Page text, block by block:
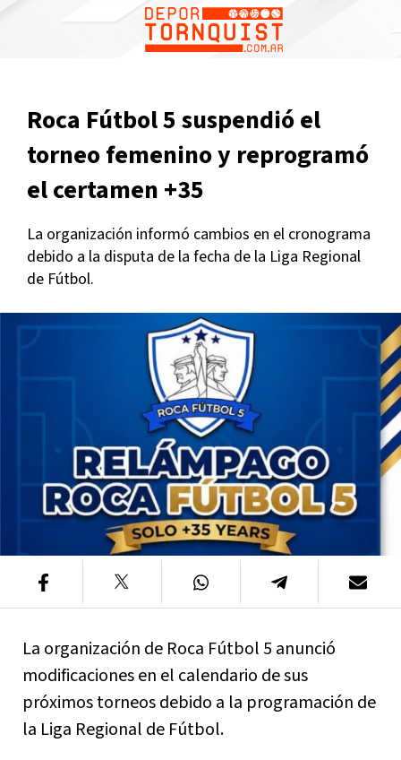
Roca Fútbol 5 suspendió el
torneo femenino y reprogramó
el certamen +35
La organización informó cambios en el cronograma
debido a la disputa de la fecha de la Liga Regional
de Fútbol.
La organización de Roca Fútbol 5 anunció
modificaciones en el calendario de sus
próximos torneos debido a la programación de
la Liga Regional de Fútbol.